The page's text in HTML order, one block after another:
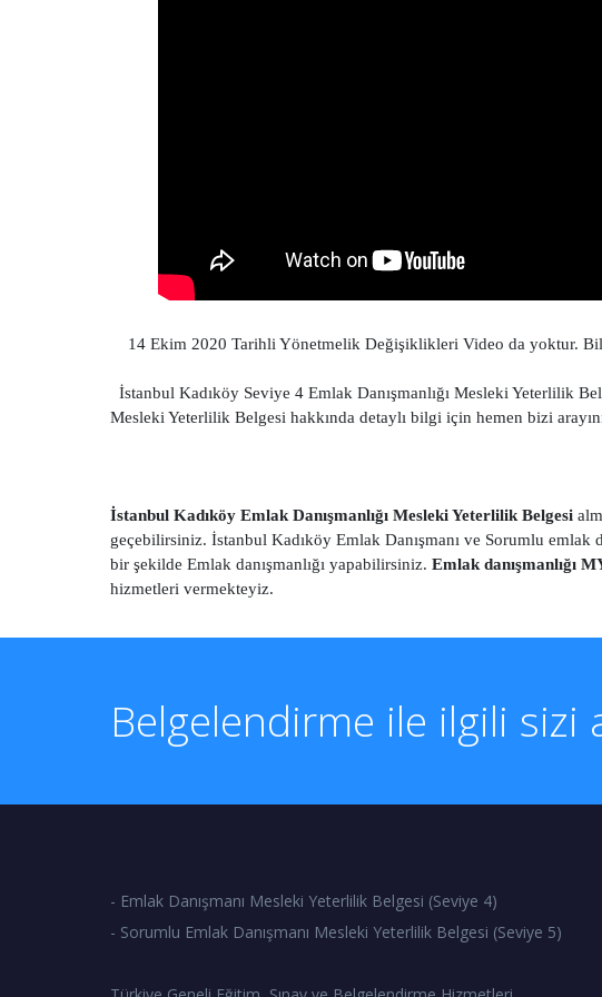
14 Ekim 2020 Tarihli Yönetmelik Değişiklikleri Video da yoktur.
İstanbul Kadıköy Seviye 4 Emlak Danışmanlığı Mesleki Yeterlilik
Mesleki Yeterlilik Belgesi hakkında detaylı bilgi için hemen bizi
İstanbul Kadıköy Emlak Danışmanlığı Mesleki Yeterlilik Belgesi
geçebilirsiniz. İstanbul Kadıköy Emlak Danışmanı ve Sorumlu emlak
bir şekilde Emlak danışmanlığı yapabilirsiniz. Emlak danışmanlığı
hizmetleri vermekteyiz.
Belgelendirme ile ilgili sizi
- Emlak Danışmanı Mesleki Yeterlilik Belgesi (Seviye 4)
- Sorumlu Emlak Danışmanı Mesleki Yeterlilik Belgesi (Seviye 5)